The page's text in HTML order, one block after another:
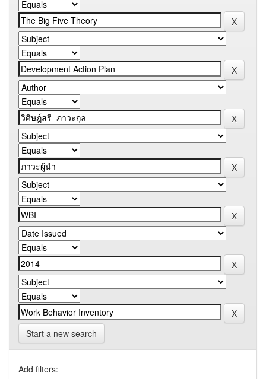
Start a new search
Add filters: